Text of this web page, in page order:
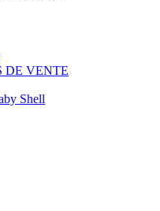
DE VENTE
Shell